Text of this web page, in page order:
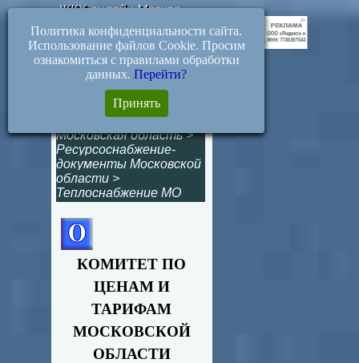
ЖКХ-онлайн.Москва
435-р. Тарифы на
2020 год
Московская область>
Ресурсоснабжение-
документы Московской
области >
Теплоснабжение МО
КОМИТЕТ ПО
ЦЕНАМ И
ТАРИФАМ
МОСКОВСКОЙ
ОБЛАСТИ
Политика конфиденциальности сайта.
Использование файлов Cookie. Просим
ознакомиться с правилами обработки
данных. Перейти?
Принять